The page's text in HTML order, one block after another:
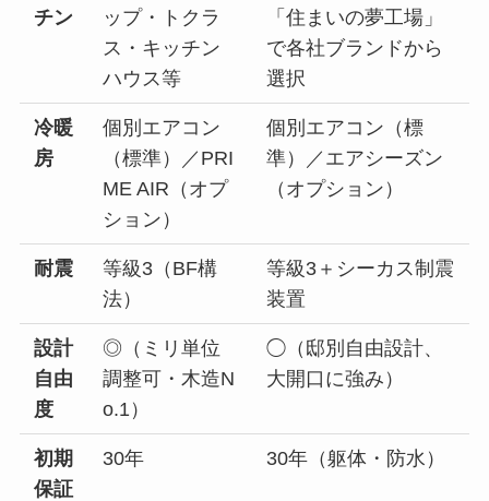
チン
ップ・トクラ
ス・キッチン
ハウス等
「住まいの夢工場」
で各社ブランドから
選択
冷暖
房
個別エアコン
（標準）／PRI
ME AIR（オプ
ション）
個別エアコン（標
準）／エアシーズン
（オプション）
耐震
等級3（BF構
法）
等級3＋シーカス制震
装置
設計
自由
度
◎（ミリ単位
調整可・木造N
o.1）
◯（邸別自由設計、
大開口に強み）
初期
保証
30年 30年（躯体・防水）